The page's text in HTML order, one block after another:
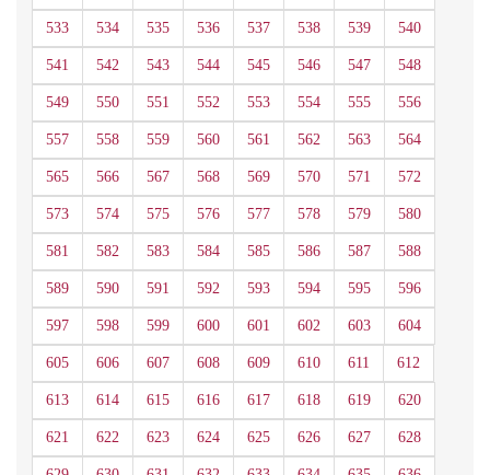
533 534 535 536 537 538 539 540
541 542 543 544 545 546 547 548
549 550 551 552 553 554 555 556
557 558 559 560 561 562 563 564
565 566 567 568 569 570 571 572
573 574 575 576 577 578 579 580
581 582 583 584 585 586 587 588
589 590 591 592 593 594 595 596
597 598 599 600 601 602 603 604
605 606 607 608 609 610 611 612
613 614 615 616 617 618 619 620
621 622 623 624 625 626 627 628